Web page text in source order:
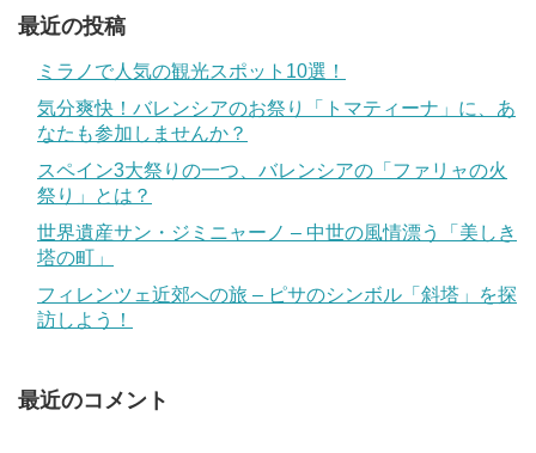
最近の投稿
ミラノで人気の観光スポット10選！
気分爽快！バレンシアのお祭り「トマティーナ」に、あ
なたも参加しませんか？
スペイン3大祭りの一つ、バレンシアの「ファリャの火
祭り」とは？
世界遺産サン・ジミニャーノ – 中世の風情漂う「美しき
塔の町」
フィレンツェ近郊への旅 – ピサのシンボル「斜塔」を探
訪しよう！
最近のコメント